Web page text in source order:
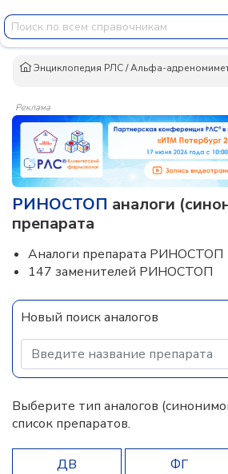
Энциклопедия РЛС/Альфа-
Реклама
РИНОСТОП аналоги
препарата
Аналоги препарата РИНОСТОП
147 заменителей РИНОСТОП
Новый поиск аналогов
Выберите тип аналогов
список препаратов.
ДВ ФГ